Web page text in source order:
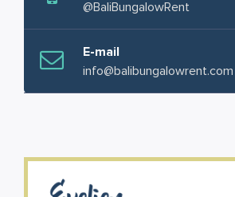
@BaliBungalowRent
E-mail
info@balibungalowrent.com